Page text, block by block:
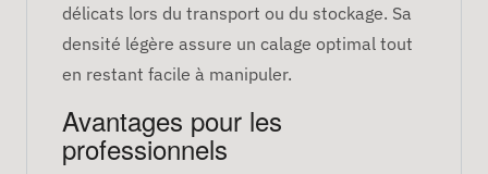
délicats lors du transport ou du stockage. Sa
densité légère assure un calage optimal tout
en restant facile à manipuler.
Avantages pour les
professionnels